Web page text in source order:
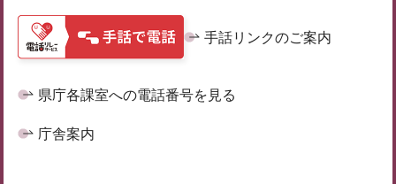
手話リンクのご案内
県庁各課室への電話番号を見る
庁舎案内